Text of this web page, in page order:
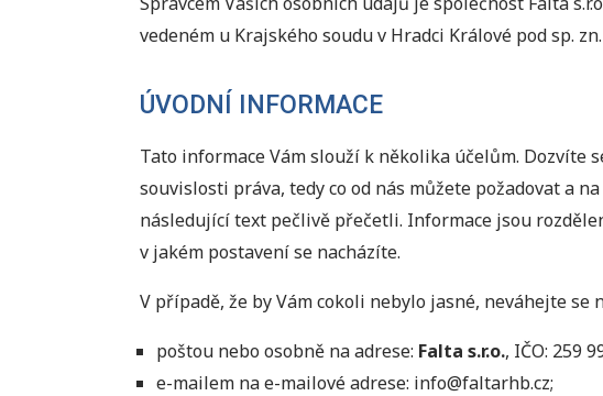
vedeném u Krajského soudu v Hradci Králové pod sp.
ÚVODNÍ INFORMACE
Tato informace Vám slouží k několika účelům. Dozvíte
souvislosti práva, tedy co od nás můžete požadovat a
následující text pečlivě přečetli. Informace jsou
v jakém postavení se nacházíte.
V případě, že by Vám cokoli nebylo jasné, neváhejte
poštou nebo osobně na adrese: Falta s.r.o., IČO: 259
e-mailem na e-mailové adrese: info@faltarhb.cz;